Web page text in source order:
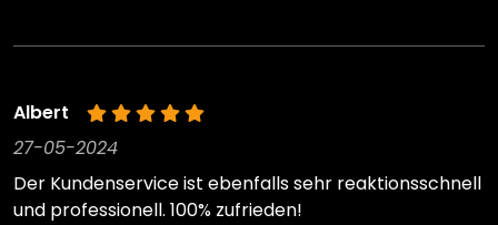
Albert
27-05-2024
Der Kundenservice ist ebenfalls sehr reaktionsschnell
und professionell. 100% zufrieden!